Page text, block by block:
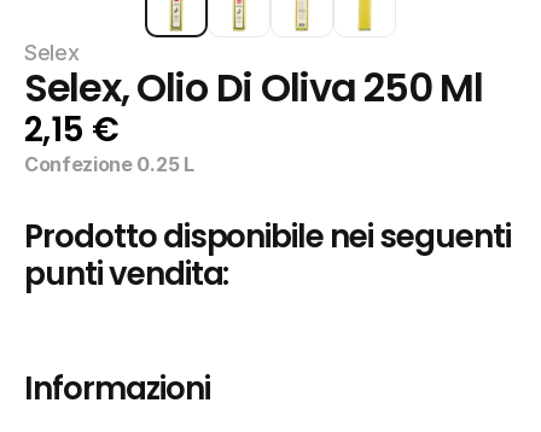
Selex
Selex, Olio Di Oliva 250 Ml
2,15 €
Confezione 0.25 L
Prodotto disponibile nei seguenti
punti vendita:
Informazioni